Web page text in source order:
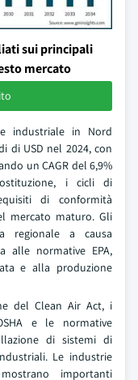
sui principali
mercato
industriale in Nord
di USD nel 2024, con
un CAGR del 6,9%
i cicli di
di conformità
mercato maturo. Gli
regionale a causa
alle normative EPA,
e alla produzione
del Clean Air Act, i
e le normative
di sistemi di
Le industrie
importanti